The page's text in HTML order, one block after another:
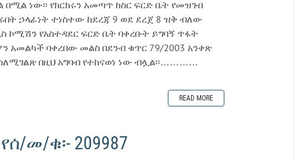
ነው፡፡ የክርክሩን አመጣጥ ከስር ፍርድ ቤት የመዝገብ
ኃላፊነት ተነስተው ከደረጃ 9 ወደ ደረጀ 8 ዝቅ ብለው
የአስተዳደር ፍርድ ቤት ባቀረቡት ይግባኝ ጥፋት
ባቀረበው መልስ በደንብ ቁጥር 79/2003 አንቀጽ
በዚህ አግባብ የተከናወነ ነው ብሏል፡፡…………
READ MORE
መ/ቁ፡- 209987